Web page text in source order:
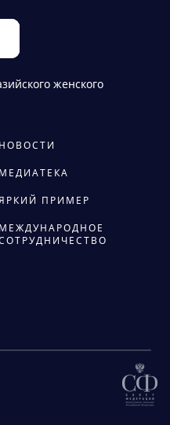
женского
НОВОСТИ
МЕДИАТЕКА
ПРИМЕР
МЕЖДУНАРОДНОЕ